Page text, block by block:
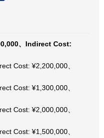
、Indirect Cost:
Cost: ¥2,200,000、
Cost: ¥1,300,000、
Cost: ¥2,000,000、
Cost: ¥1,500,000、